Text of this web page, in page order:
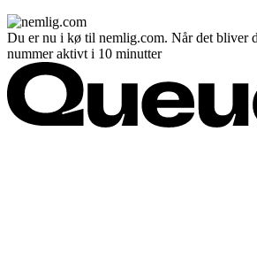
Du er nu i kø til nemlig.com. Når det bliver
nummer aktivt i 10 minutter